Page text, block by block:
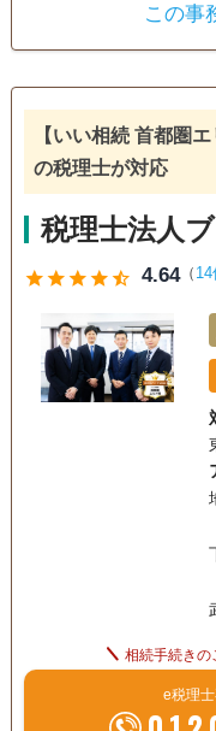
電話相談可 訪問可
初回相談無料 18時以
事務所面談可
この事
【いい相続 首都圏
の税理士が対応
税理士法人
starstarstarstarstar_half 4.64 （ 14
相続手続きの
e税理